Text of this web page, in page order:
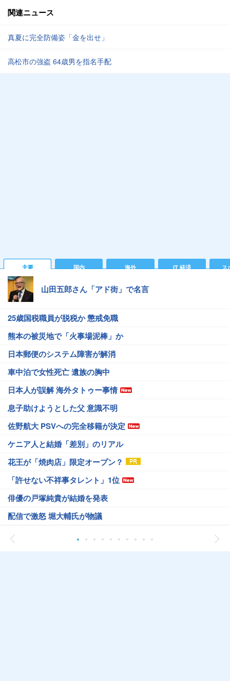
関連ニュース
真夏に完全防備姿「金を出せ」
高松市の強盗 64歳男を指名手配
主要 国内 海外 IT 経済 ス
山田五郎さん「アド街」で名言
25歳国税職員が脱税か 懲戒免職
熊本の被災地で「火事場泥棒」か
日本郵便のシステム障害が解消
車中泊で女性死亡 遺族の胸中
日本人が誤解 海外タトゥー事情
息子助けようとした父 意識不明
佐野航大 PSVへの完全移籍が決定
ケニア人と結婚「差別」のリアル
花王が「焼肉店」限定オープン？
「許せない不祥事タレント」1位
俳優の戸塚純貴が結婚を発表
配信で激怒 堀大輔氏が物議